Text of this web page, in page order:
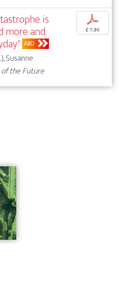
is
more and
ABO
Susanne
the Future
p
€ 7,95